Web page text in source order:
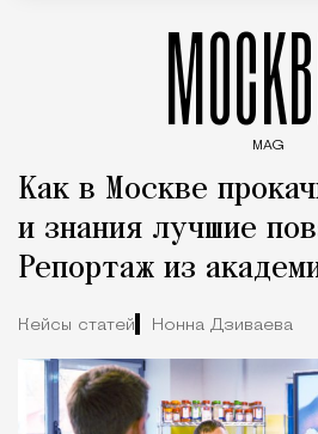
MAG
Как в Москве
и знания лучшие
Репортаж из
Кейсы статей Нонна Дзиваева